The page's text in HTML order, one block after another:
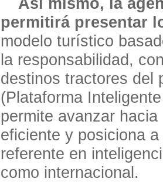
permitirá presentar
modelo turístico
la responsabilidad,
destinos tractores del
(Plataforma
permite avanzar
eficiente y posiciona
referente en
como internacional.